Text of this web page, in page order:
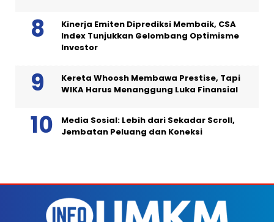
Kinerja Emiten Diprediksi Membaik, CSA
Index Tunjukkan Gelombang Optimisme
Investor
Kereta Whoosh Membawa Prestise, Tapi
WIKA Harus Menanggung Luka Finansial
Media Sosial: Lebih dari Sekadar Scroll,
Jembatan Peluang dan Koneksi